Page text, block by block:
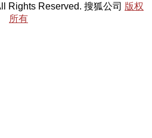
Rights Reserved. 搜狐公司 版权
所有